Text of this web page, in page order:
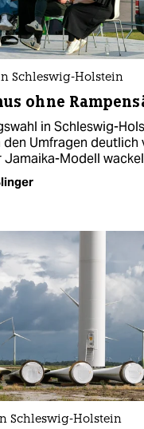
Schleswig-Holstein
ohne
in Schleswig-
den Umfragen deutlich
Jamaika-Modell
Schleswig-Holstein